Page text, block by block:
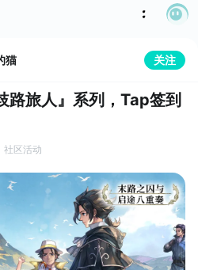
猫 关注
路旅人』系列，Tap签到
社区活动